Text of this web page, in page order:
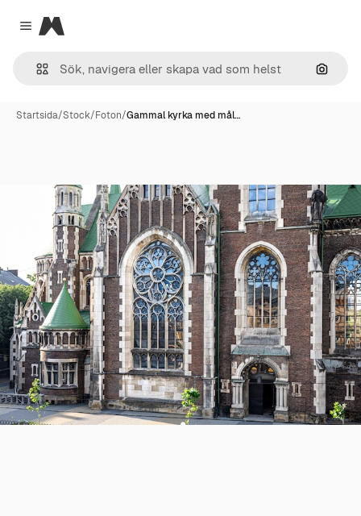
Close menu
Magnific
Sök
Startsida/Stock/Foton/Gammal kyrka med mål…